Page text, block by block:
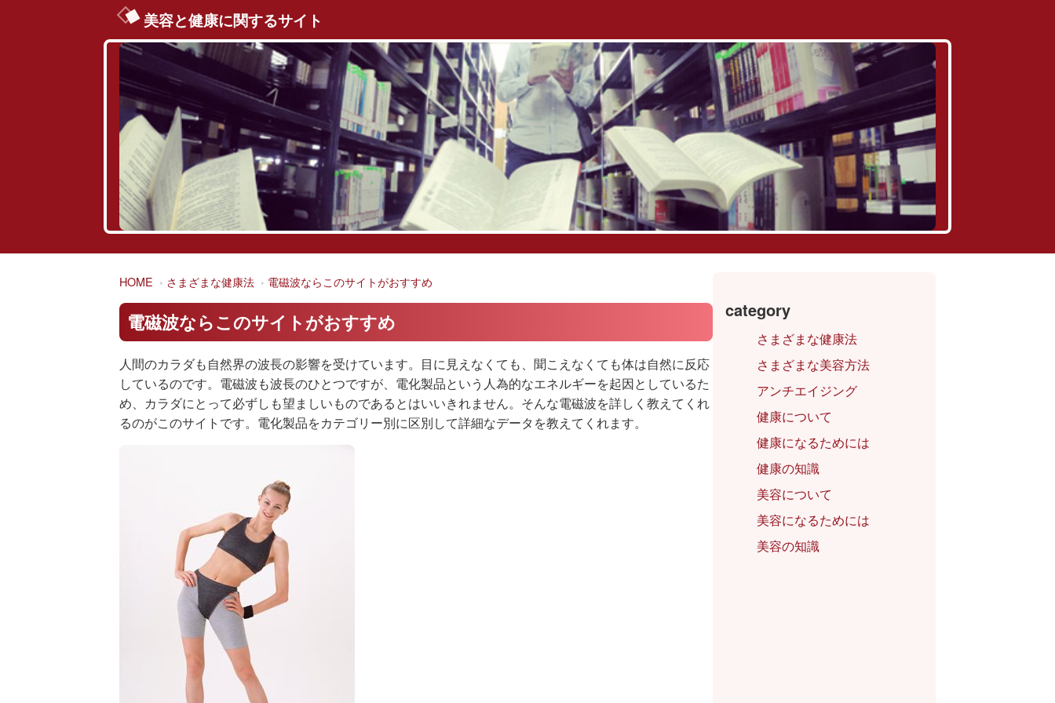
美容と健康に関するサイト
HOME さまざまな健康法 電磁波ならこのサイトがおすすめ
電磁波ならこのサイトがおすすめ
人間のカラダも自然界の波長の影響を受けています。目に見えなくても、聞こえなくても体は自然に反応
しているのです。電磁波も波長のひとつですが、電化製品という人為的なエネルギーを起因としているた
め、カラダにとって必ずしも望ましいものであるとはいいきれません。そんな電磁波を詳しく教えてくれ
るのがこのサイトです。電化製品をカテゴリー別に区別して詳細なデータを教えてくれます。
category
さまざまな健康法
さまざまな美容方法
アンチエイジング
健康について
健康になるためには
健康の知識
美容について
美容になるためには
美容の知識